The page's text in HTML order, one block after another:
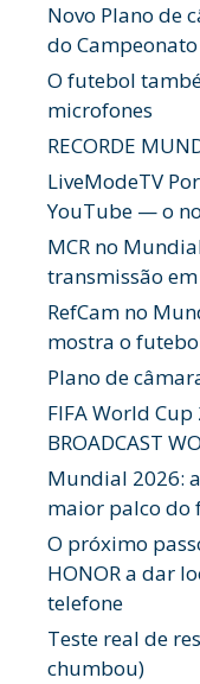
Novo Plano de
do
O futebol
microfones
RECORDE
LiveModeTV
YouTube — o
MCR no
transmissão
RefCam no
mostra o
Plano de
FIFA World Cup
BROADCAST
Mundial 2026:
maior palco do
O próximo
HONOR a dar
telefone
Teste real de
chumbou)